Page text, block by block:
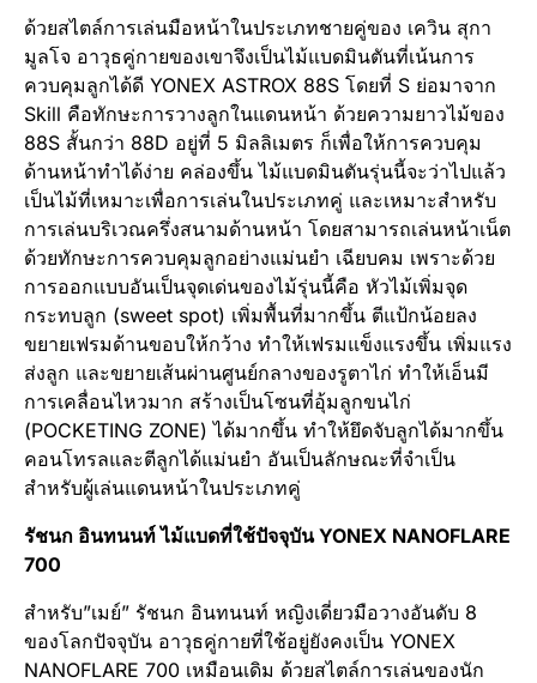
ด้วยสไตล์การเล่นมือหน้าในประเภทชายคู่ของ เควิน สุกา
มูลโจ อาวุธคู่กายของเขาจึงเป็นไม้แบดมินตันที่เน้นการ
ควบคุมลูกได้ดี YONEX ASTROX 88S โดยที่ S ย่อมาจาก
Skill คือทักษะการวางลูกในแดนหน้า ด้วยความยาวไม้ของ
88S สั้นกว่า 88D อยู่ที่ 5 มิลลิเมตร ก็เพื่อให้การควบคุม
ด้านหน้าทำได้ง่าย คล่องขึ้น ไม้แบดมินตันรุ่นนี้จะว่าไปแล้ว
เป็นไม้ที่เหมาะเพื่อการเล่นในประเภทคู่ และเหมาะสำหรับ
การเล่นบริเวณครึ่งสนามด้านหน้า โดยสามารถเล่นหน้าเน็ต
ด้วยทักษะการควบคุมลูกอย่างแม่นยำ เฉียบคม เพราะด้วย
การออกแบบอันเป็นจุดเด่นของไม้รุ่นนี้คือ หัวไม้เพิ่มจุด
กระทบลูก (sweet spot) เพิ่มพื้นที่มากขึ้น ตีแป้กน้อยลง
ขยายเฟรมด้านขอบให้กว้าง ทำให้เฟรมแข็งแรงขึ้น เพิ่มแรง
ส่งลูก และขยายเส้นผ่านศูนย์กลางของรูตาไก่ ทำให้เอ็นมี
การเคลื่อนไหวมาก สร้างเป็นโซนที่อุ้มลูกขนไก่
(POCKETING ZONE) ได้มากขึ้น ทำให้ยึดจับลูกได้มากขึ้น
คอนโทรลและตีลูกได้แม่นยำ อันเป็นลักษณะที่จำเป็น
สำหรับผู้เล่นแดนหน้าในประเภทคู่
รัชนก อินทนนท์ ไม้แบดที่ใช้ปัจจุบันYONEX NANOFLARE
700
สำหรับ”เมย์” รัชนก อินทนนท์ หญิงเดี่ยวมือวางอันดับ 8
ของโลกปัจจุบัน อาวุธคู่กายที่ใช้อยู่ยังคงเป็น YONEX
NANOFLARE 700 เหมือนเดิม ด้วยสไตล์การเล่นของนัก